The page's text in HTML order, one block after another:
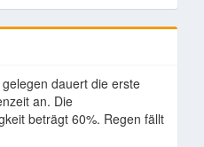
dauert die erste
an. Die
beträgt 60%. Regen fällt